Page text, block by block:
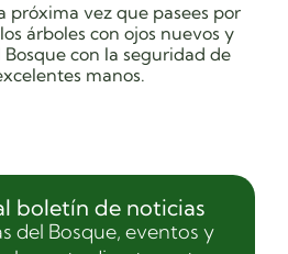
próxima vez que pasees por
árboles con ojos nuevos y
con la seguridad de
manos.
boletín de noticias
del Bosque, eventos y